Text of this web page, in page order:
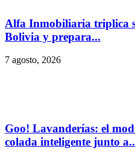
Alfa Inmobiliaria triplica
Bolivia y prepara...
7 agosto, 2026
Goo! Lavanderías: el
colada inteligente junto